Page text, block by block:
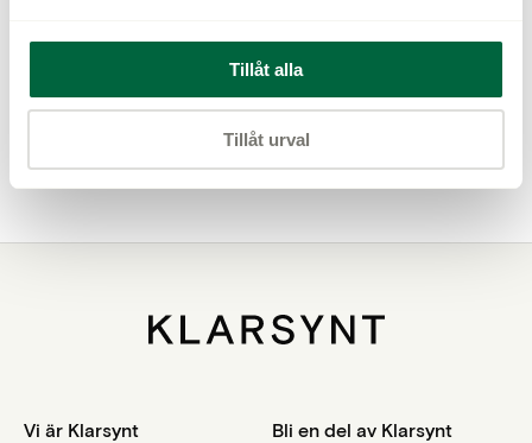
Tillåt alla
Tillåt urval
Samtliga Klarsynt-optiker har en gällande
patientansvarsförsäkring.
Vi är Klarsynt Bli en del av Klarsynt